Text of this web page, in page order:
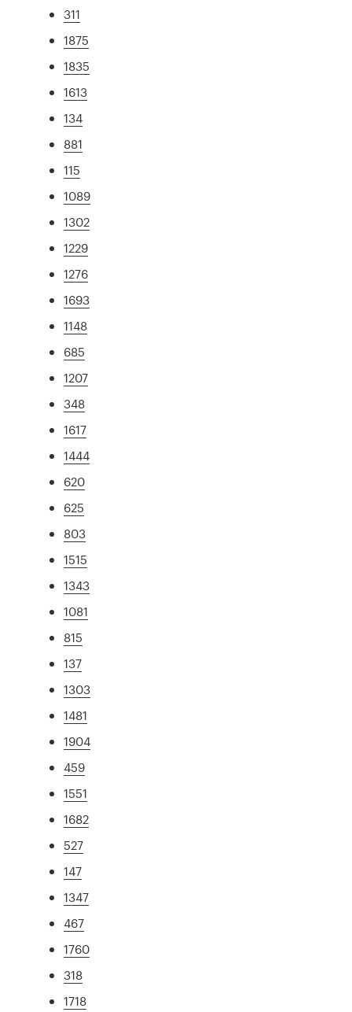
311
1875
1835
1613
134
881
115
1089
1302
1229
1276
1693
1148
685
1207
348
1617
1444
620
625
803
1515
1343
1081
815
137
1303
1481
1904
459
1551
1682
527
147
1347
467
1760
318
1718